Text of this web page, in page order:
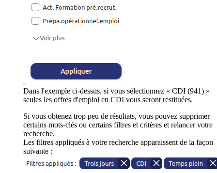
Dans l'exemple ci-dessus, si vous sélectionnez « CDI (941) »
seules les offres d'emploi en CDI vous seront restituées.
Si vous obtenez trop peu de résultats, vous pouvez supprimer
certains mots-clés ou certains filtres et critères et relancer votre
recherche.
Les filtres appliqués à votre recherche apparaissent de la façon
suivante :